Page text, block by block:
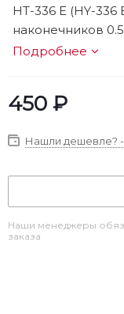
HT-336 E (HY-
наконечников
Подробнее
450 ₽
Нашли дешевле?
Наши менеджеры
заказа